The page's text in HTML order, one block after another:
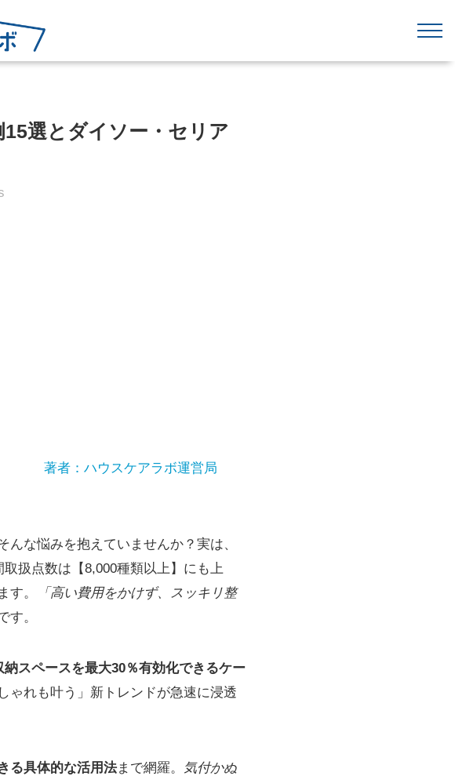
選とダイソー・セリア
著者：ハウスケアラボ運営局
な悩みを抱えていませんか？実は、
扱点数は【8,000種類以上】にも上
す。
「高い費用をかけず、スッキリ整
。
納スペースを最大30％有効化できるケー
ゃれも叶う」新トレンドが急速に浸透
る具体的な活用法まで網羅。
気付かぬ